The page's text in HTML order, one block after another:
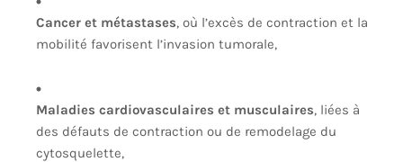
Cancer et métastases, où l’excès de contraction et la
mobilité favorisent l’invasion tumorale,
Maladies cardiovasculaires et musculaires, liées à
des défauts de contraction ou de remodelage du
cytosquelette,